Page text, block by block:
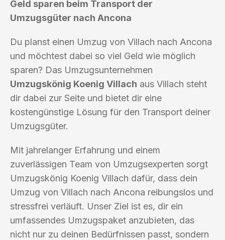
Geld sparen beim Transport der
Umzugsgüter nach Ancona
Du planst einen Umzug von Villach nach Ancona
und möchtest dabei so viel Geld wie möglich
sparen? Das Umzugsunternehmen
Umzugskönig Koenig Villach aus Villach steht
dir dabei zur Seite und bietet dir eine
kostengünstige Lösung für den Transport deiner
Umzugsgüter.
Mit jahrelanger Erfahrung und einem
zuverlässigen Team von Umzugsexperten sorgt
Umzugskönig Koenig Villach dafür, dass dein
Umzug von Villach nach Ancona reibungslos und
stressfrei verläuft. Unser Ziel ist es, dir ein
umfassendes Umzugspaket anzubieten, das
nicht nur zu deinen Bedürfnissen passt, sondern